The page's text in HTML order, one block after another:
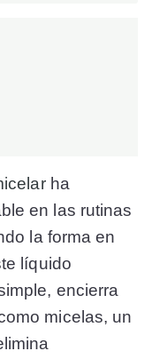
ha
en las rutinas
la forma en
líquido
encierra
micelas, un